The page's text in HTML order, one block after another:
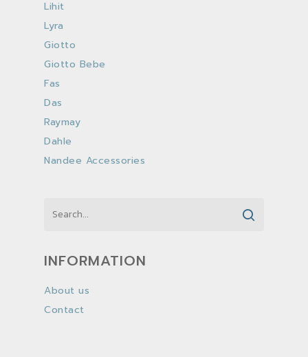
Lihit
Lyra
Giotto
Giotto Bebe
Fas
Das
Raymay
Dahle
Nandee Accessories
INFORMATION
About us
Contact